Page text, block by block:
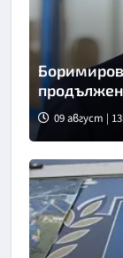
09 август |